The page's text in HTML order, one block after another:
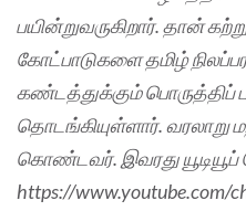
பயின்றுவருகிறார். தான்
கோட்பாடுகளை தமிழ்
கண்டத்துக்கும் பொருத்திப்
தொடங்கியுள்ளார். வரலாறு
கொண்டவர். இவரது யூடியூப்
https://www.youtube.com/